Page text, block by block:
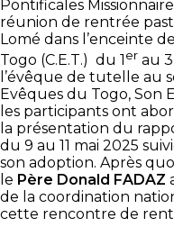
Pontificales
réunion de rentrée
Lomé dans l’enceinte
Togo (C.E.T.) du 1er au
l’évêque de tutelle au
Evêques du Togo, Son
les participants ont
la présentation du
du 9 au 11 mai 2025
son adoption. Après
le Père Donald FADAZ
de la coordination
cette rencontre de